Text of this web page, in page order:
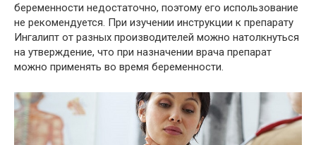
беременности недостаточно, поэтому его использование
не рекомендуется. При изучении инструкции к препарату
Ингалипт от разных производителей можно натолкнуться
на утверждение, что при назначении врача препарат
можно применять во время беременности.